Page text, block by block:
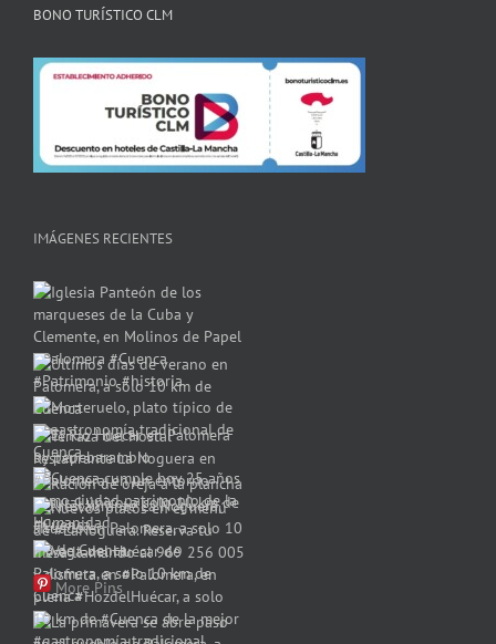
BONO TURÍSTICO CLM
IMÁGENES RECIENTES
More Pins